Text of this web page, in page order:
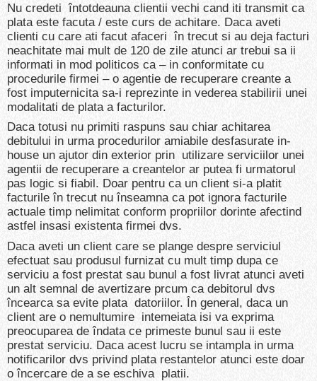
Nu credeti întotdeauna clientii vechi cand iti transmit ca
plata este facuta / este curs de achitare. Daca aveti
clienti cu care ati facut afaceri în trecut si au deja facturi
neachitate mai mult de 120 de zile atunci ar trebui sa ii
informati in mod politicos ca – in conformitate cu
procedurile firmei – o agentie de recuperare creante a
fost imputernicita sa-i reprezinte in vederea stabilirii unei
modalitati de plata a facturilor.
Daca totusi nu primiti raspuns sau chiar achitarea
debitului in urma procedurilor amiabile desfasurate in-
house un ajutor din exterior prin utilizare serviciilor unei
agentii de recuperare a creantelor ar putea fi urmatorul
pas logic si fiabil. Doar pentru ca un client si-a platit
facturile în trecut nu înseamna ca pot ignora facturile
actuale timp nelimitat conform propriilor dorinte afectind
astfel insasi existenta firmei dvs.
Daca aveti un client care se plange despre serviciul
efectuat sau produsul furnizat cu mult timp dupa ce
serviciu a fost prestat sau bunul a fost livrat atunci aveti
un alt semnal de avertizare prcum ca debitorul dvs
încearca sa evite plata datoriilor. În general, daca un
client are o nemultumire intemeiata isi va exprima
preocuparea de îndata ce primeste bunul sau ii este
prestat serviciu. Daca acest lucru se intampla in urma
notificarilor dvs privind plata restantelor atunci este doar
o încercare de a se eschiva platii.